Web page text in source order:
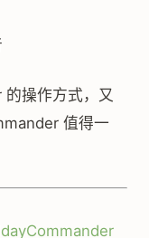
操作方式，又
值得一